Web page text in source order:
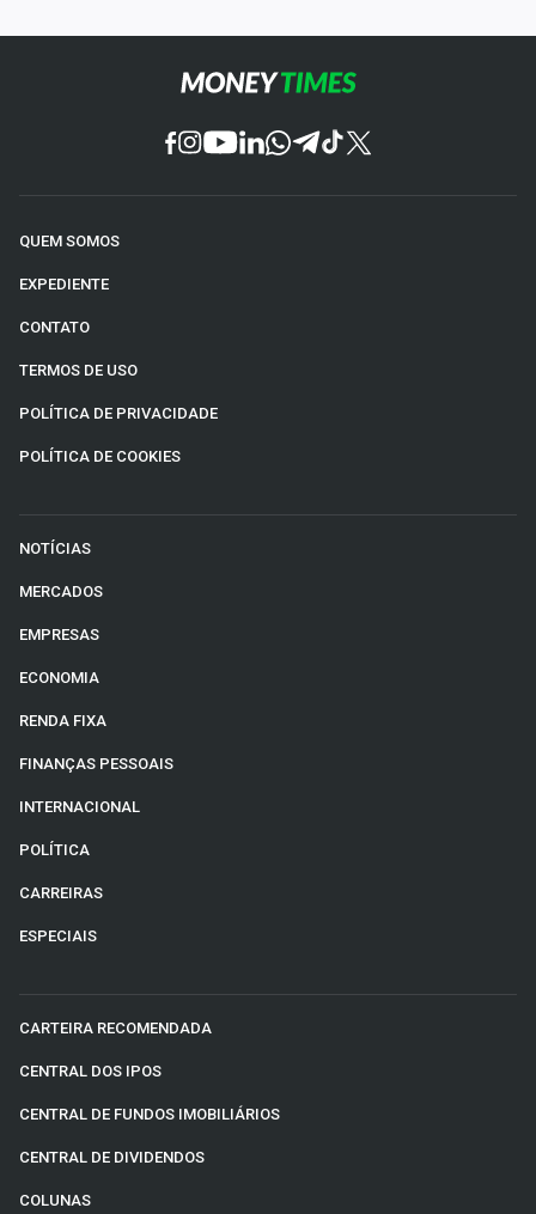
QUEM SOMOS
EXPEDIENTE
CONTATO
TERMOS DE USO
POLÍTICA DE PRIVACIDADE
POLÍTICA DE COOKIES
NOTÍCIAS
MERCADOS
EMPRESAS
ECONOMIA
RENDA FIXA
FINANÇAS PESSOAIS
INTERNACIONAL
POLÍTICA
CARREIRAS
ESPECIAIS
CARTEIRA RECOMENDADA
CENTRAL DOS IPOS
CENTRAL DE FUNDOS IMOBILIÁRIOS
CENTRAL DE DIVIDENDOS
COLUNAS